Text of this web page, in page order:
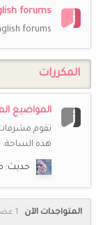
forums
forums
المكررات
المواضيع
تقوم
هذه الساحة.
حديث:
المتواجدات الآن 1 عضوة, 0 مجهول, 201 زوار